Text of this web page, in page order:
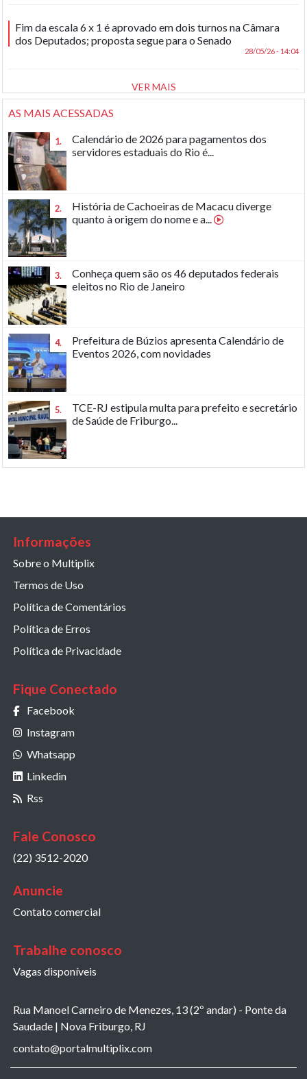
Fim da escala 6 x 1 é aprovado em dois turnos na Câmara
dos Deputados; proposta segue para o Senado
28/05/26 - 14:04
VER MAIS
AS MAIS ACESSADAS
1.
Calendário de 2026 para pagamentos dos
servidores estaduais do Rio é...
2.
História de Cachoeiras de Macacu diverge
quanto à origem do nome e a...
3.
Conheça quem são os 46 deputados federais
eleitos no Rio de Janeiro
4.
Prefeitura de Búzios apresenta Calendário de
Eventos 2026, com novidades
5.
TCE-RJ estipula multa para prefeito e secretário
de Saúde de Friburgo...
Informações
Sobre o Multiplix
Termos de Uso
Política de Comentários
Política de Erros
Política de Privacidade
Fique Conectado
Facebook
Instagram
Whatsapp
Linkedin
Rss
Fale Conosco
(22) 3512-2020
Anuncie
Contato comercial
Trabalhe conosco
Vagas disponíveis
Rua Manoel Carneiro de Menezes, 13 (2º andar) - Ponte da
Saudade | Nova Friburgo, RJ
contato@portalmultiplix.com